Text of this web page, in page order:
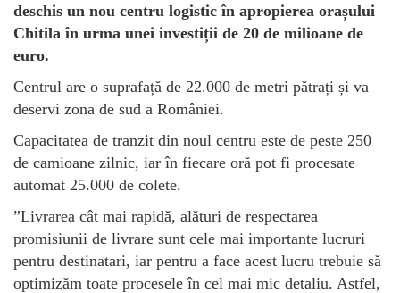
deschis un nou centru logistic în apropierea orașului
Chitila în urma unei investiții de 20 de milioane de
euro.
Centrul are o suprafață de 22.000 de metri pătrați și va
deservi zona de sud a României.
Capacitatea de tranzit din noul centru este de peste 250
de camioane zilnic, iar în fiecare oră pot fi procesate
automat 25.000 de colete.
”Livrarea cât mai rapidă, alături de respectarea
promisiunii de livrare sunt cele mai importante lucruri
pentru destinatari, iar pentru a face acest lucru trebuie să
optimizăm toate procesele în cel mai mic detaliu. Astfel,